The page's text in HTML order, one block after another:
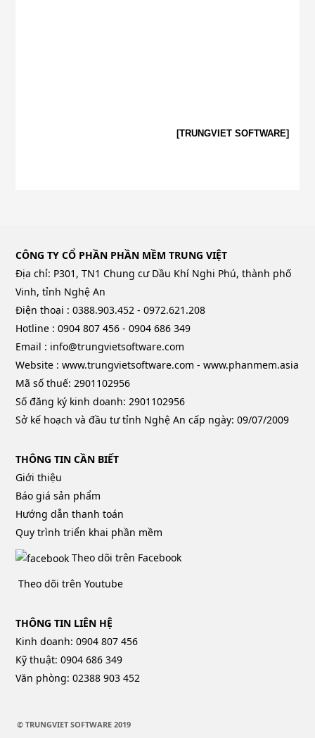
[TRUNGVIET SOFTWARE]
CÔNG TY CỔ PHẦN PHẦN MỀM TRUNG VIỆT
Địa chỉ: P301, TN1 Chung cư Dầu Khí Nghi Phú, thành phố
Vinh, tỉnh Nghệ An
Điện thoại : 0388.903.452 - 0972.621.208
Hotline : 0904 807 456 - 0904 686 349
Email : info@trungvietsoftware.com
Website : www.trungvietsoftware.com - www.phanmem.asia
Mã số thuế: 2901102956
Số đăng ký kinh doanh: 2901102956
Sở kế hoạch và đầu tư tỉnh Nghệ An cấp ngày: 09/07/2009
THÔNG TIN CẦN BIẾT
Giới thiệu
Báo giá sản phẩm
Hướng dẫn thanh toán
Quy trình triển khai phần mềm
Theo dõi trên Facebook
Theo dõi trên Youtube
THÔNG TIN LIÊN HỆ
Kinh doanh: 0904 807 456
Kỹ thuật: 0904 686 349
Văn phòng: 02388 903 452
© TRUNGVIET SOFTWARE 2019